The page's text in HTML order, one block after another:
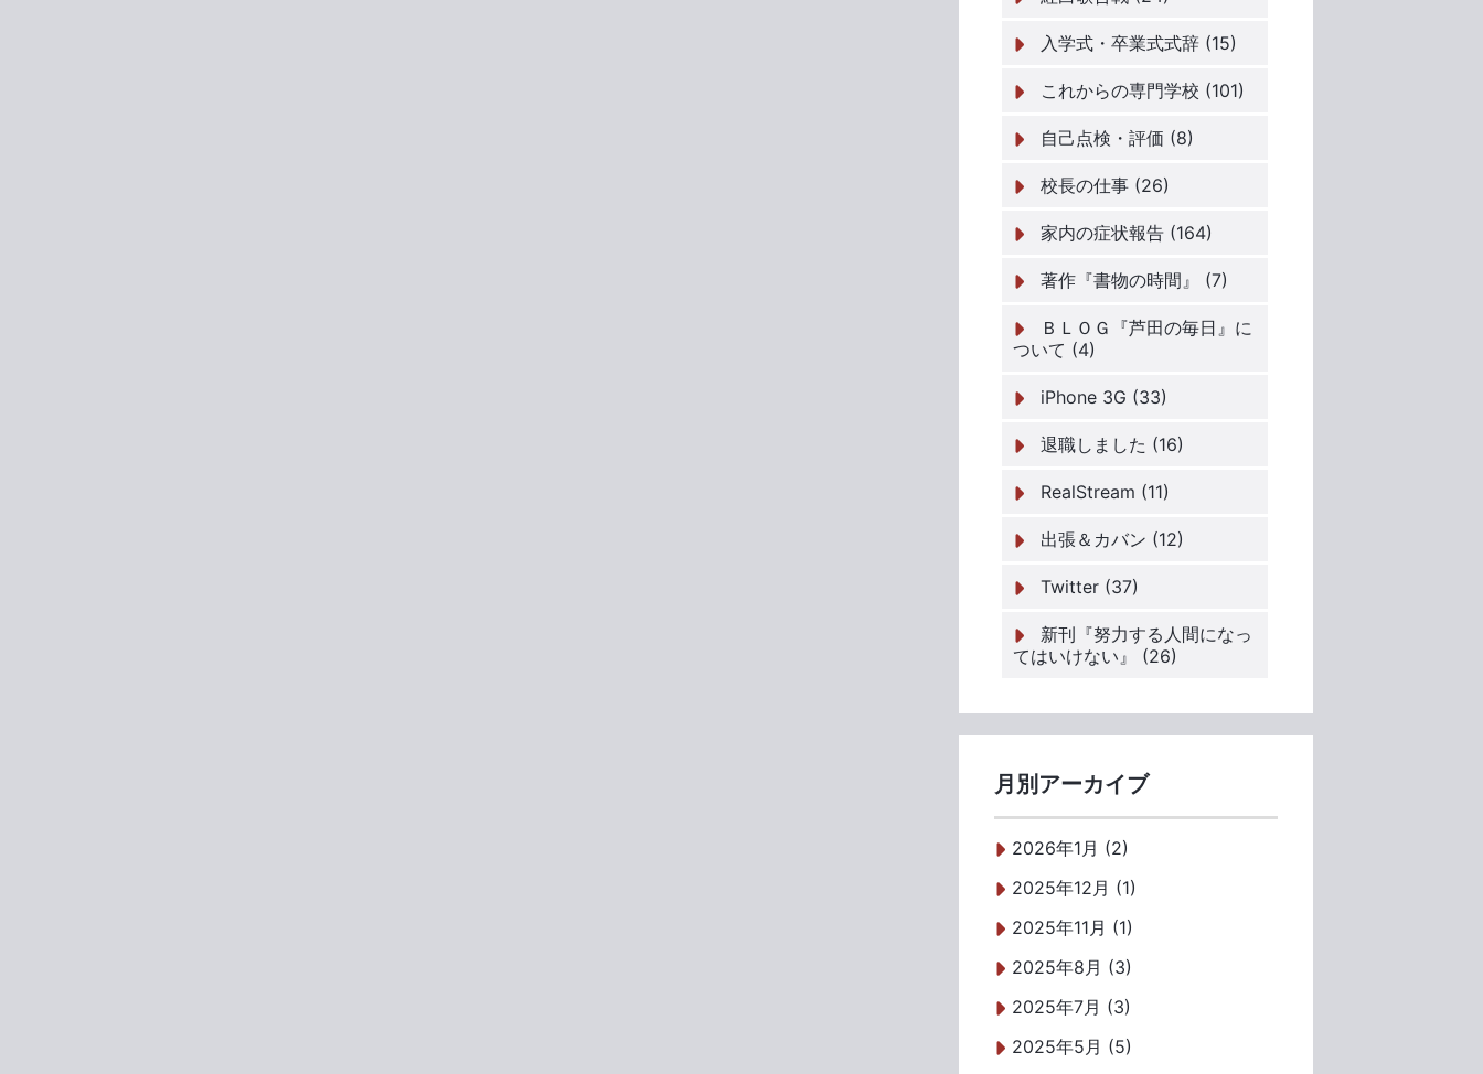
入学式・卒業式式辞 (15)
これからの専門学校 (101)
自己点検・評価 (8)
校長の仕事 (26)
家内の症状報告 (164)
著作『書物の時間』 (7)
ＢＬＯＧ『芦田の毎日』に
ついて (4)
iPhone 3G (33)
退職しました (16)
RealStream (11)
出張＆カバン (12)
Twitter (37)
新刊『努力する人間になっ
てはいけない』 (26)
月別アーカイブ
2026年1月 (2)
2025年12月 (1)
2025年11月 (1)
2025年8月 (3)
2025年7月 (3)
2025年5月 (5)